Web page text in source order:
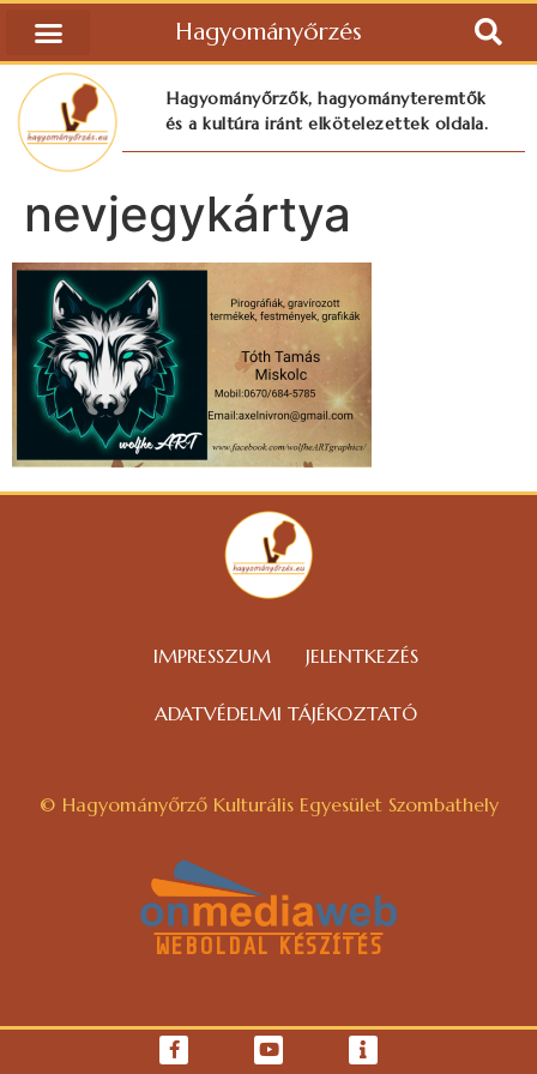
Hagyományőrzés
Hagyományőrzők, hagyományteremtők
és a kultúra iránt elkötelezettek oldala.
nevjegykártya
IMPRESSZUM JELENTKEZÉS
ADATVÉDELMI TÁJÉKOZTATÓ
© Hagyományőrző Kulturális Egyesület Szombathely
WEBOLDAL KÉSZÍTÉS